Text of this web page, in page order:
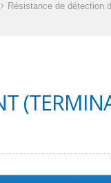
Résistance de détection